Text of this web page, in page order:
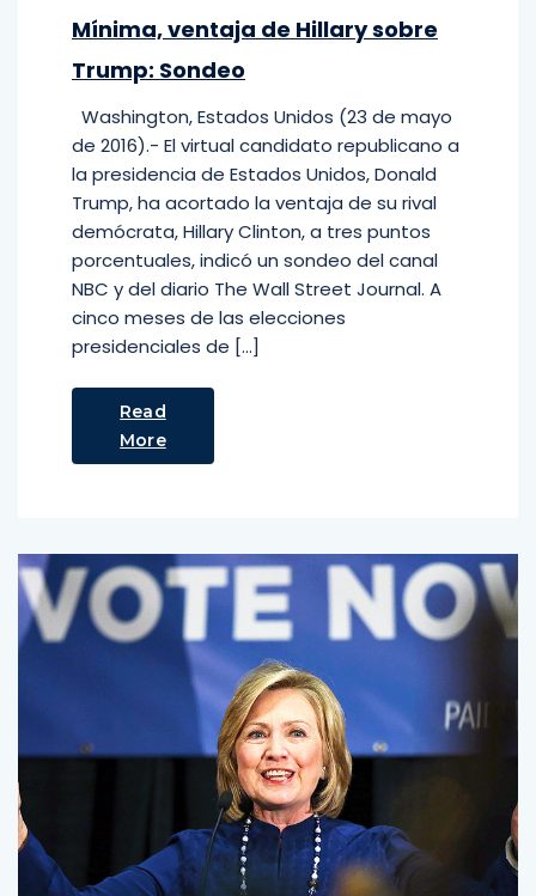
Mínima, ventaja de Hillary sobre
Trump: Sondeo
Washington, Estados Unidos (23 de mayo
de 2016).- El virtual candidato republicano a
la presidencia de Estados Unidos, Donald
Trump, ha acortado la ventaja de su rival
demócrata, Hillary Clinton, a tres puntos
porcentuales, indicó un sondeo del canal
NBC y del diario The Wall Street Journal. A
cinco meses de las elecciones
presidenciales de […]
Read
More